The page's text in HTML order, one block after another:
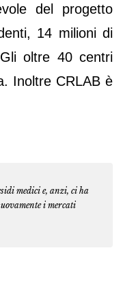
del progetto
14 milioni di
oltre 40 centri
Inoltre CRLAB è
medici e, anzi, ci ha
i mercati